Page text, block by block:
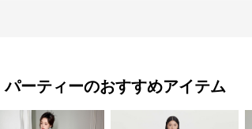
パーティーのおすすめアイテム